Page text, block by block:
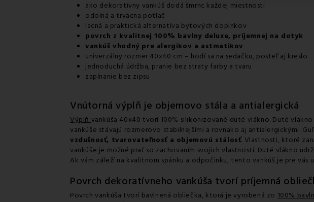
ako dekoratívny vankúš dodá šmrnc každej miestnosti
odolná a trvácna potlač
lacná a praktická alternatíva bytových doplnkov
povrch z kvalitnej 100% bavlny deluxe, príjemnej na dotyk
vankúš vhodný pre alergikov a astmatikov
univerzálny rozmer 40x40 cm – hodí sa na sedačku, posteľ aj kreslo
jednoduchá údržba, pranie bez straty farby a tvaru
zapínanie bez zipsu
Vnútorná výplň je objemovo stála a antialergická
Výplňvankúša 40x40 tvorí 100% silikonizované duté vlákno. Duté
vankúše stávajú rozmerovo stabilnejšími a rovnako aj antialergickými.
vzdušnosť, tvarovateľnosť a objemovú stálosť. Vlastnosti, ktoré
vankúše je možné prať so zachovaním svojich vlastností. Duté vlákno
Ak vám záleží na kvalitnom spánku a odpočinku, tento vankúš je pre
Povrch dekoratívneho vankúša tvorí príjemná
Povrch vankúša tvorí bavlnená obliečka, ktorá je vyrobená zo 100%